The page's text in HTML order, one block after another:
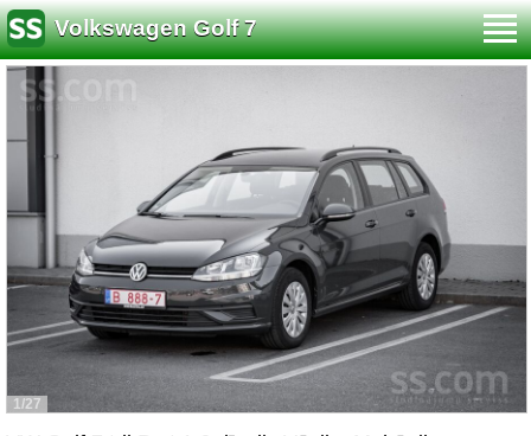
Volkswagen Golf 7
1/27